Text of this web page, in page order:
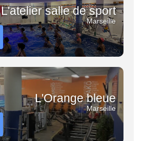
L'atelier salle de sport
Marseille
L'Orange bleue
Marseille